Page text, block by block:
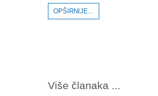
OPŠIRNIJE...
Više članaka ...